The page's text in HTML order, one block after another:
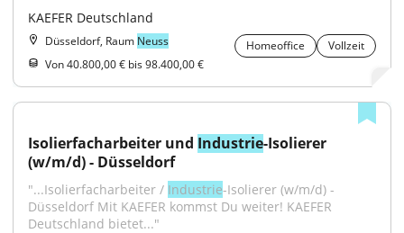
KAEFER Deutschland
Düsseldorf, Raum Neuss Homeoffice
Vollzeit
Von 40.800,00 € bis 98.400,00 €
Isolierfacharbeiter und Industrie-Isolierer
(w/m/d) - Düsseldorf
"...Isolierfacharbeiter / Industrie-Isolierer (w/m/d) -
Düsseldorf Mit KAEFER kommst Du weiter! KAEFER
Deutschland bietet..."